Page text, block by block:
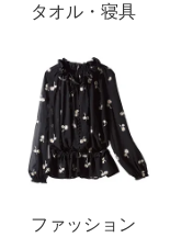
タオル・寝具
ファッション